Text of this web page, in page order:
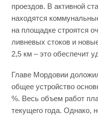
проездов. В активной
находятся
на площадке строятся
ливневых стоков и
2,5 км – это обеспечит
Главе Мордовии
общее устройство
%. Весь объем работ
текущего года. Однако,